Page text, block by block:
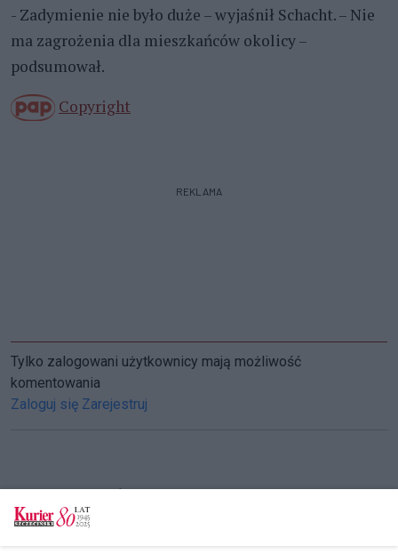
- Zadymienie nie było duże – wyjaśnił Schacht. – Nie
ma zagrożenia dla mieszkańców okolicy –
podsumował.
Copyright
REKLAMA
Tylko zalogowani użytkownicy mają możliwość
komentowania
Zaloguj się Zarejestruj
Pożar mieszkania przy Dunikowskiego. Jedna